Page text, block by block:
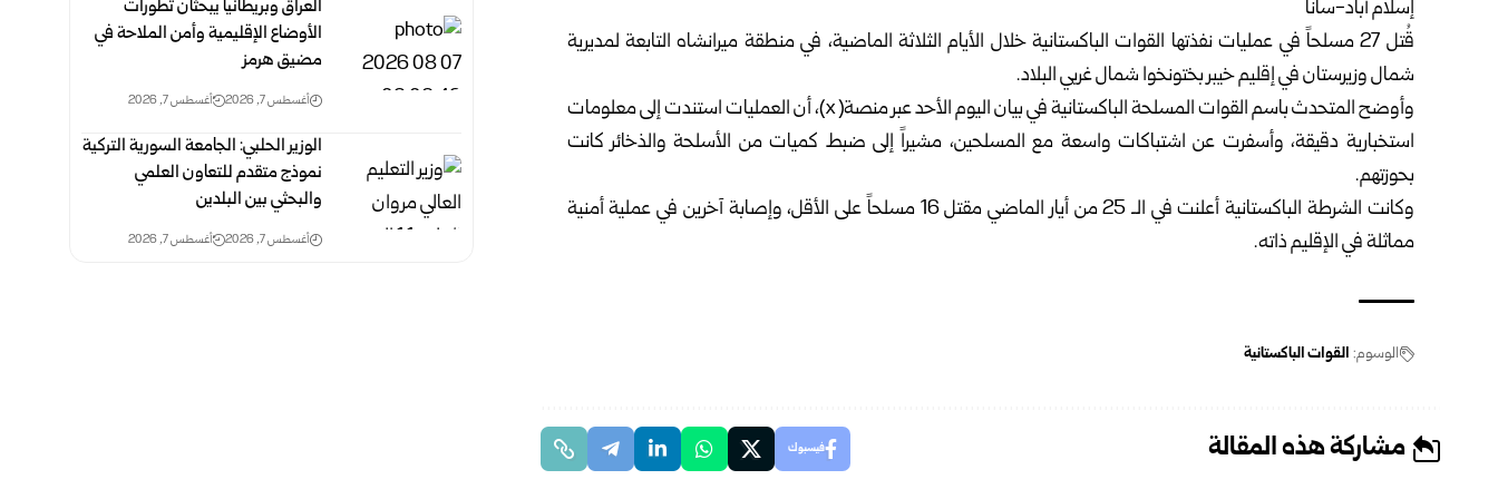
إسلام أباد-سانا
قُتل 27 مسلحاً في عمليات نفذتها القوات الباكستانية خلال الأيام الثلاثة الماضية، في منطقة ميرانشاه التابعة لمديرية
شمال وزيرستان في إقليم خيبر بختونخوا شمال غربي البلاد.
وأوضح المتحدث باسم القوات المسلحة الباكستانية في بيان اليوم الأحد عبر منصة( x)، أن العمليات استندت إلى معلومات
استخبارية دقيقة، وأسفرت عن اشتباكات واسعة مع المسلحين، مشيراً إلى ضبط كميات من الأسلحة والذخائر كانت
بحوزتهم.
وكانت الشرطة الباكستانية أعلنت في الـ 25 من أيار الماضي مقتل 16 مسلحاً على الأقل، وإصابة آخرين في عملية أمنية
مماثلة في الإقليم ذاته.
الوسوم: القوات الباكستانية
مشاركة هذه المقالة فيسبوك
العراق وبريطانيا يبحثان تطورات
الأوضاع الإقليمية وأمن الملاحة في
مضيق هرمز
أغسطس 7, 2026 أغسطس 7, 2026
الوزير الحلبي: الجامعة السورية التركية
نموذج متقدم للتعاون العلمي
والبحثي بين البلدين
أغسطس 7, 2026 أغسطس 7, 2026